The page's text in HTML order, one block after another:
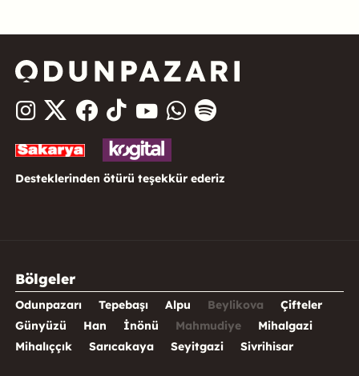
Desteklerinden ötürü teşekkür ederiz
Bölgeler
Odunpazarı Tepebaşı Alpu Beylikova
Çifteler
Günyüzü
Han İnönü Mahmudiye
Mihalgazi
Mihalıççık
Sarıcakaya Seyitgazi Sivrihisar